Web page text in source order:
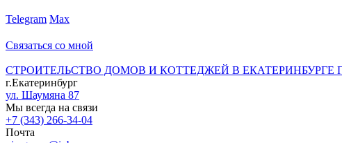
Telegram Max
Связаться со мной
СТРОИТЕЛЬСТВО ДОМОВ И КОТТЕДЖЕЙ В ЕКАТЕРИНБУРГЕ
г.Екатеринбург
ул. Шаумяна 87
Мы всегда на связи
+7 (343) 266-34-04
Почта